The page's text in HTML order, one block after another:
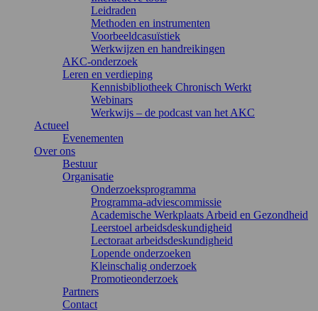
Leidraden
Methoden en instrumenten
Voorbeeldcasuïstiek
Werkwijzen en handreikingen
AKC-onderzoek
Leren en verdieping
Kennisbibliotheek Chronisch Werkt
Webinars
Werkwijs – de podcast van het AKC
Actueel
Evenementen
Over ons
Bestuur
Organisatie
Onderzoeksprogramma
Programma-adviescommissie
Academische Werkplaats Arbeid en Gezondheid
Leerstoel arbeidsdeskundigheid
Lectoraat arbeidsdeskundigheid
Lopende onderzoeken
Kleinschalig onderzoek
Promotieonderzoek
Partners
Contact